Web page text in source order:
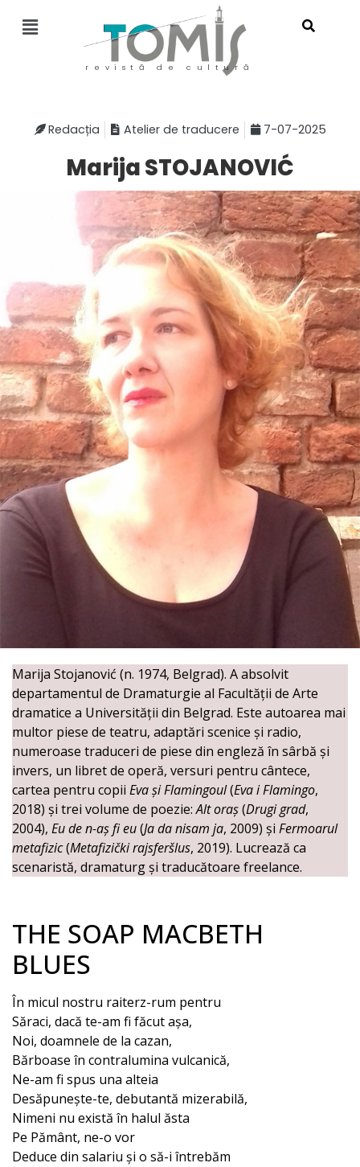
revistă de cultură
Redacția Atelier de traducere 7-07-2025
Marija STOJANOVIĆ
Marija Stojanović (n. 1974, Belgrad). A absolvit
departamentul de Dramaturgie al Facultății de Arte
dramatice a Universității din Belgrad. Este autoarea mai
multor piese de teatru, adaptări scenice și radio,
numeroase traduceri de piese din engleză în sârbă și
invers, un libret de operă, versuri pentru cântece,
cartea pentru copii Eva și Flamingoul(Eva i Flamingo,
2018) și trei volume de poezie:Alt oraș(Drugi grad,
2004), Eu de n-aș fi eu(Ja da nisam ja, 2009) și Fermoarul
metafizic(Metafizički rajsferšlus, 2019). Lucrează ca
scenaristă, dramaturg și traducătoare freelance.
THE SOAP MACBETH
BLUES
În micul nostru raiterz-rum pentru
Săraci, dacă te-am fi făcut așa,
Noi, doamnele de la cazan,
Bărboase în contralumina vulcanică,
Ne-am fi spus una alteia
Desăpunește-te, debutantă mizerabilă,
Nimeni nu există în halul ăsta
Pe Pământ, ne-o vor
Deduce din salariu și o să-i întrebăm